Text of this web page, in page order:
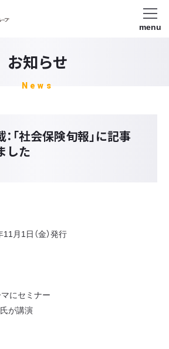
menu
お知らせ
News
「社会保険旬報」に記事
した
月1日（金）発行
マにセミナー
が講演